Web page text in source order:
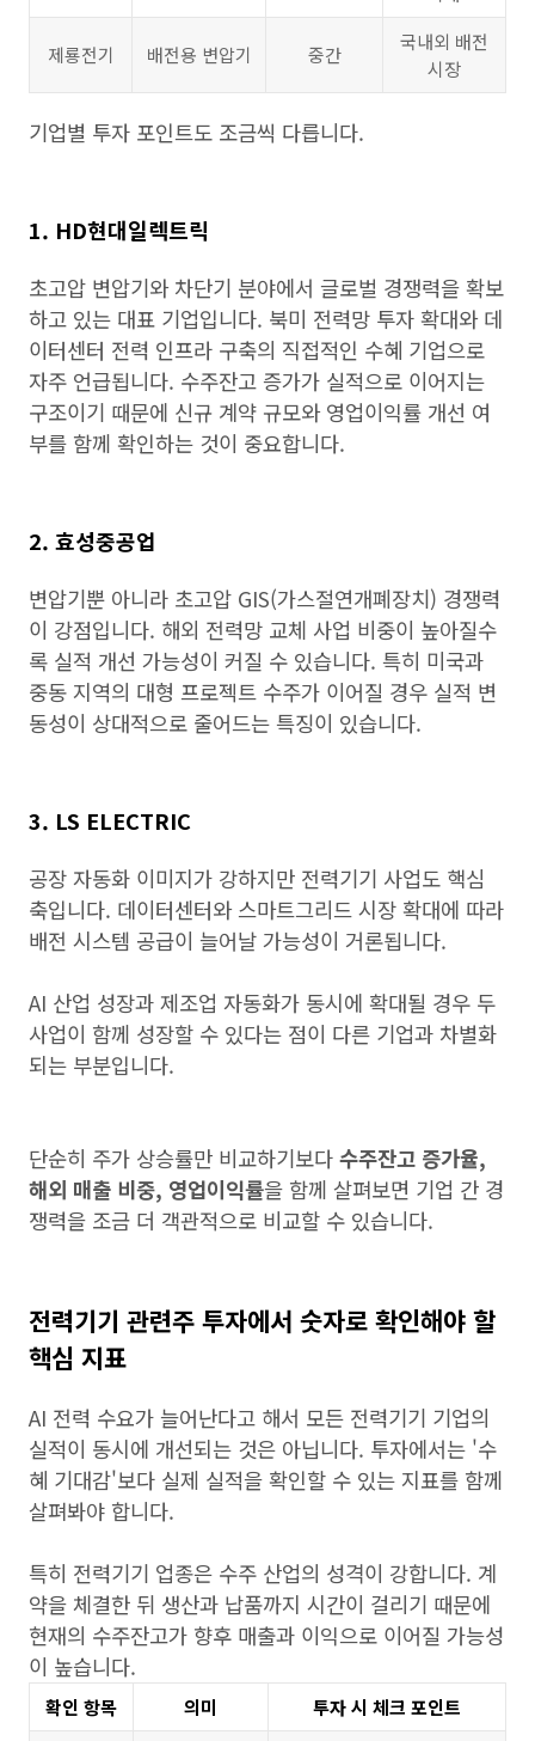
제룡전기 배전용 변압기 중간
국내외 배전
시장
기업별 투자 포인트도 조금씩 다릅니다.
1. HD현대일렉트릭
초고압 변압기와 차단기 분야에서 글로벌 경쟁력을 확보
하고 있는 대표 기업입니다. 북미 전력망 투자 확대와 데
이터센터 전력 인프라 구축의 직접적인 수혜 기업으로
자주 언급됩니다. 수주잔고 증가가 실적으로 이어지는
구조이기 때문에 신규 계약 규모와 영업이익률 개선 여
부를 함께 확인하는 것이 중요합니다.
2. 효성중공업
변압기뿐 아니라 초고압 GIS(가스절연개폐장치) 경쟁력
이 강점입니다. 해외 전력망 교체 사업 비중이 높아질수
록 실적 개선 가능성이 커질 수 있습니다. 특히 미국과
중동 지역의 대형 프로젝트 수주가 이어질 경우 실적 변
동성이 상대적으로 줄어드는 특징이 있습니다.
3. LS ELECTRIC
공장 자동화 이미지가 강하지만 전력기기 사업도 핵심
축입니다. 데이터센터와 스마트그리드 시장 확대에 따라
배전 시스템 공급이 늘어날 가능성이 거론됩니다.
AI 산업 성장과 제조업 자동화가 동시에 확대될 경우 두
사업이 함께 성장할 수 있다는 점이 다른 기업과 차별화
되는 부분입니다.
단순히 주가 상승률만 비교하기보다 수주잔고 증가율,
해외 매출 비중, 영업이익률을 함께 살펴보면 기업 간 경
쟁력을 조금 더 객관적으로 비교할 수 있습니다.
전력기기 관련주 투자에서 숫자로 확인해야 할
핵심 지표
AI 전력 수요가 늘어난다고 해서 모든 전력기기 기업의
실적이 동시에 개선되는 것은 아닙니다. 투자에서는 '수
혜 기대감'보다 실제 실적을 확인할 수 있는 지표를 함께
살펴봐야 합니다.
특히 전력기기 업종은 수주 산업의 성격이 강합니다. 계
약을 체결한 뒤 생산과 납품까지 시간이 걸리기 때문에
현재의 수주잔고가 향후 매출과 이익으로 이어질 가능성
이 높습니다.
확인 항목 의미 투자 시 체크 포인트